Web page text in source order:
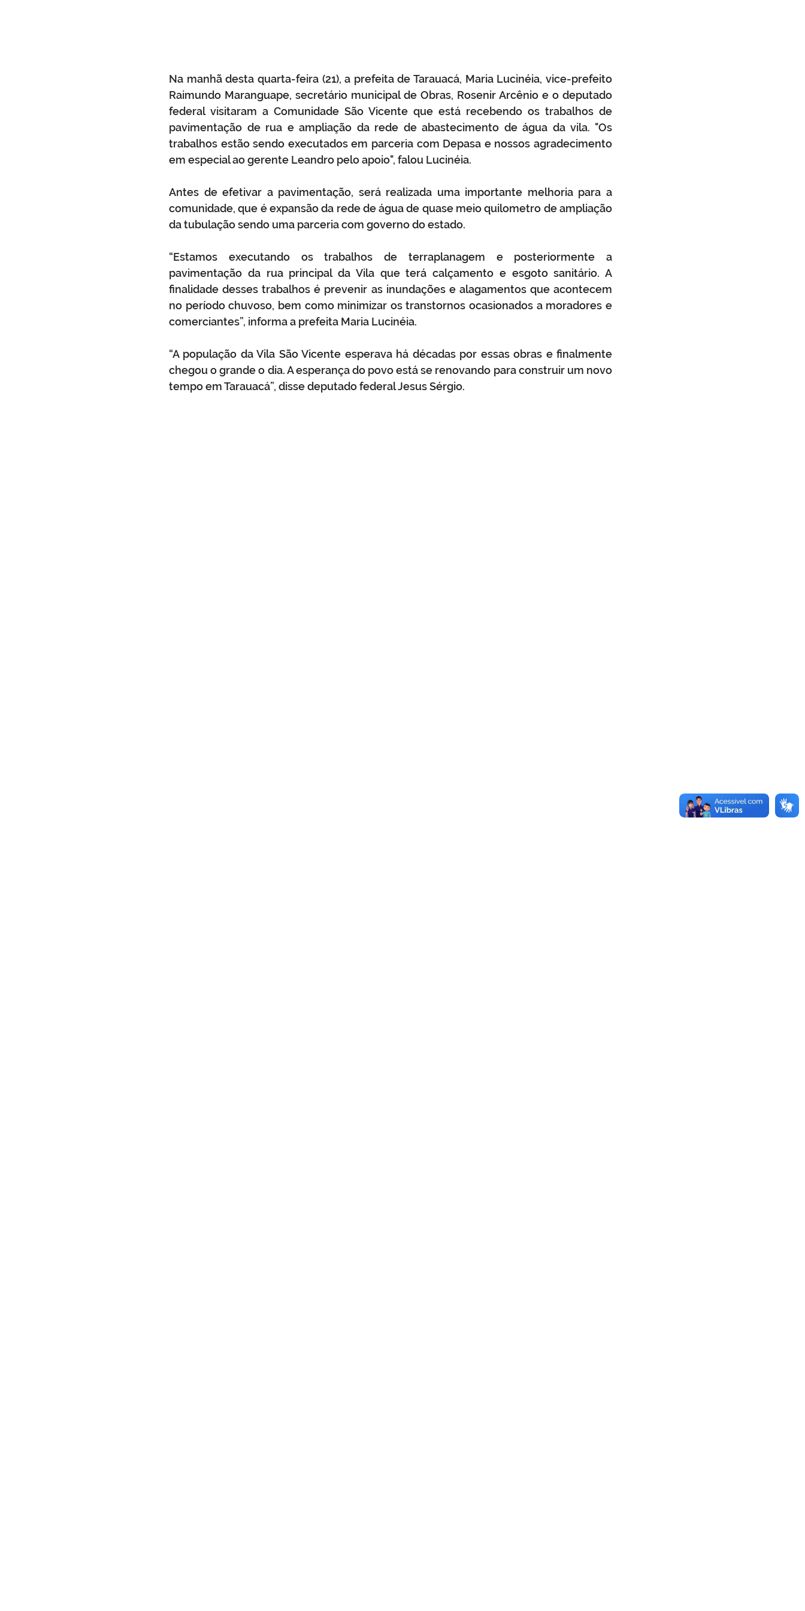
Na manhã desta quarta-feira (21), a prefeita de Tarauacá, Maria Lucinéia, vice-prefeito
Raimundo Maranguape, secretário municipal de Obras, Rosenir Arcênio e o deputado
federal visitaram a Comunidade São Vicente que está recebendo os trabalhos de
pavimentação de rua e ampliação da rede de abastecimento de água da vila. "Os
trabalhos estão sendo executados em parceria com Depasa e nossos agradecimento
em especial ao gerente Leandro pelo apoio", falou Lucinéia.
Antes de efetivar a pavimentação, será realizada uma importante melhoria para a
comunidade, que é expansão da rede de água de quase meio quilometro de ampliação
da tubulação sendo uma parceria com governo do estado.
“Estamos executando os trabalhos de terraplanagem e posteriormente a
pavimentação da rua principal da Vila que terá calçamento e esgoto sanitário. A
finalidade desses trabalhos é prevenir as inundações e alagamentos que acontecem
no período chuvoso, bem como minimizar os transtornos ocasionados a moradores e
comerciantes”, informa a prefeita Maria Lucinéia.
“A população da Vila São Vicente esperava há décadas por essas obras e finalmente
chegou o grande o dia. A esperança do povo está se renovando para construir um novo
tempo em Tarauacá”, disse deputado federal Jesus Sérgio.